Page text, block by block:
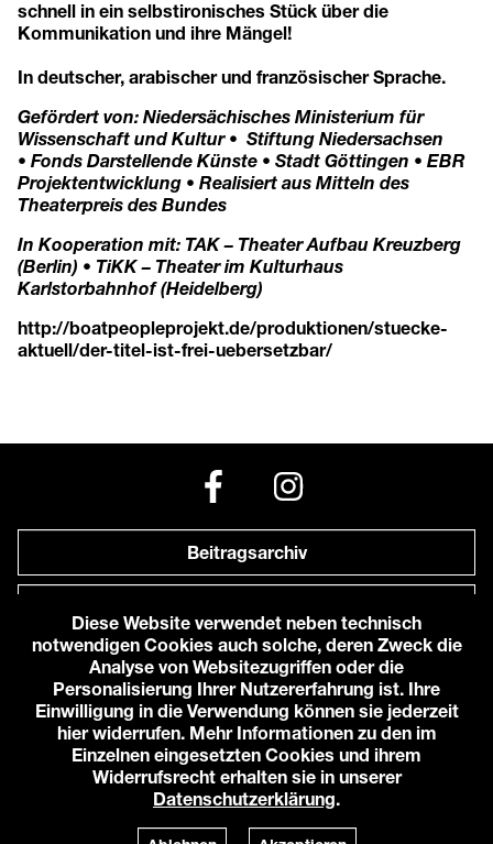
schnell in ein selbstironisches Stück über die
Kommunikation und ihre Mängel!
In deutscher, arabischer und französischer Sprache.
Gefördert von: Niedersächisches Ministerium für
Wissenschaft und Kultur • Stiftung Niedersachsen
• Fonds Darstellende Künste • Stadt Göttingen • EBR
Projektentwicklung • Realisiert aus Mitteln des
Theaterpreis des Bundes
In Kooperation mit: TAK – Theater Aufbau Kreuzberg
(Berlin) • TiKK – Theater im Kulturhaus
Karlstorbahnhof (Heidelberg)
http://boatpeopleprojekt.de/produktionen/stuecke-
aktuell/der-titel-ist-frei-uebersetzbar/
Beitragsarchiv
Anfahrt zu uns
© 2026 Karlstorbahnhof e.V.
Impressum
Datenschutzerklärung
Cookie-Einstellungen
Diese Website verwendet neben technisch
notwendigen Cookies auch solche, deren Zweck die
Analyse von Websitezugriffen oder die
Personalisierung Ihrer Nutzererfahrung ist. Ihre
Einwilligung in die Verwendung können sie jederzeit
hier widerrufen. Mehr Informationen zu den im
Einzelnen eingesetzten Cookies und ihrem
Widerrufsrecht erhalten sie in unserer
Datenschutzerklärung.